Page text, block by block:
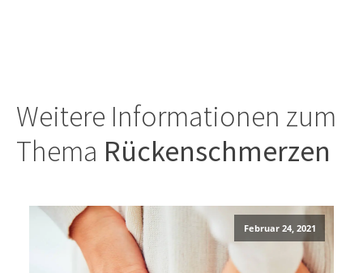
Weitere Informationen zum
Thema Rückenschmerzen
Februar 24, 2021